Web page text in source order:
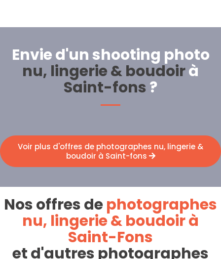
Envie d'un shooting photo
nu, lingerie & boudoirà
Saint-fons ?
Voir plus d'offres de photographes nu, lingerie &
boudoir à Saint-fons
Nos offres dephotographes
nu, lingerie & boudoir à
Saint-Fons
et d'autres photographes